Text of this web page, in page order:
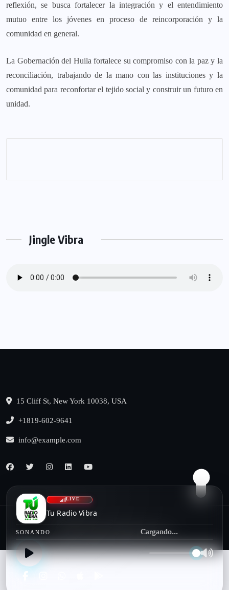
reflexión, se busca fortalecer la integración y el entendimiento
mutuo entre los jóvenes en proceso de reincorporación y la
comunidad en general.
La Gobernación del Huila fortalece su compromiso con la paz y la
reconciliación, trabajando de la mano con las instituciones y la
comunidad para reconfortar el tejido social y construir un futuro en
unidad.
Jingle Vibra
15 Cliff St, New York 10038, USA
+1819-602-9641
info@example.com
© 2022, benqu All Rights Reserved
LIVE
Tu Radio Vibra
SONANDO Cargando...